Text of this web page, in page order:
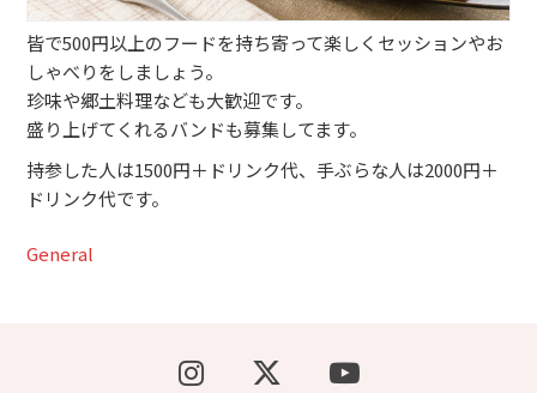
初心者POPS
皆で500円以上のフードを持ち寄って楽しくセッションやお
しゃべりをしましょう。
珍味や郷土料理なども大歓迎です。
盛り上げてくれるバンドも募集してます。
持参した人は1500円＋ドリンク代、手ぶらな人は2000円＋
ドリンク代です。
General